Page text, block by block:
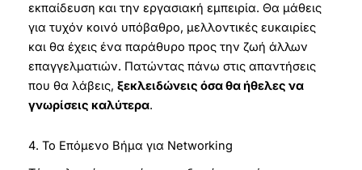
εκπαίδευση και την εργασιακή εμπειρία. Θα μάθεις
για τυχόν κοινό υπόβαθρο, μελλοντικές ευκαιρίες
και θα έχεις ένα παράθυρο προς την ζωή άλλων
επαγγελματιών. Πατώντας πάνω στις απαντήσεις
που θα λάβεις, ξεκλειδώνεις όσα θα ήθελες να
γνωρίσεις καλύτερα.
4. Το Επόμενο Βήμα για Networking